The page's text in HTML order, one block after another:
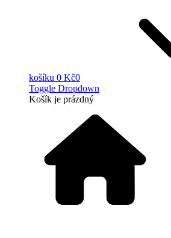
košíku 0 Kč0
Toggle Dropdown
Košík je prázdný